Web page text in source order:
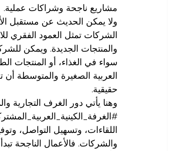
مشاريع ناجحة وشراكات عملية.
ولا يمكن الحديث عن مستقبل
الشركات تمثل العمود الفقري
والمنتجات الجديدة. ويمكن
سواء في الغذاء، أو المنتجات
العربية الصغيرة والمتوسطة
حقيقية.
وهنا يأتي دور الغرف التجارية
اللقاءات، وتسهيل التواصل،
والشركات. فالأعمال الناجحة